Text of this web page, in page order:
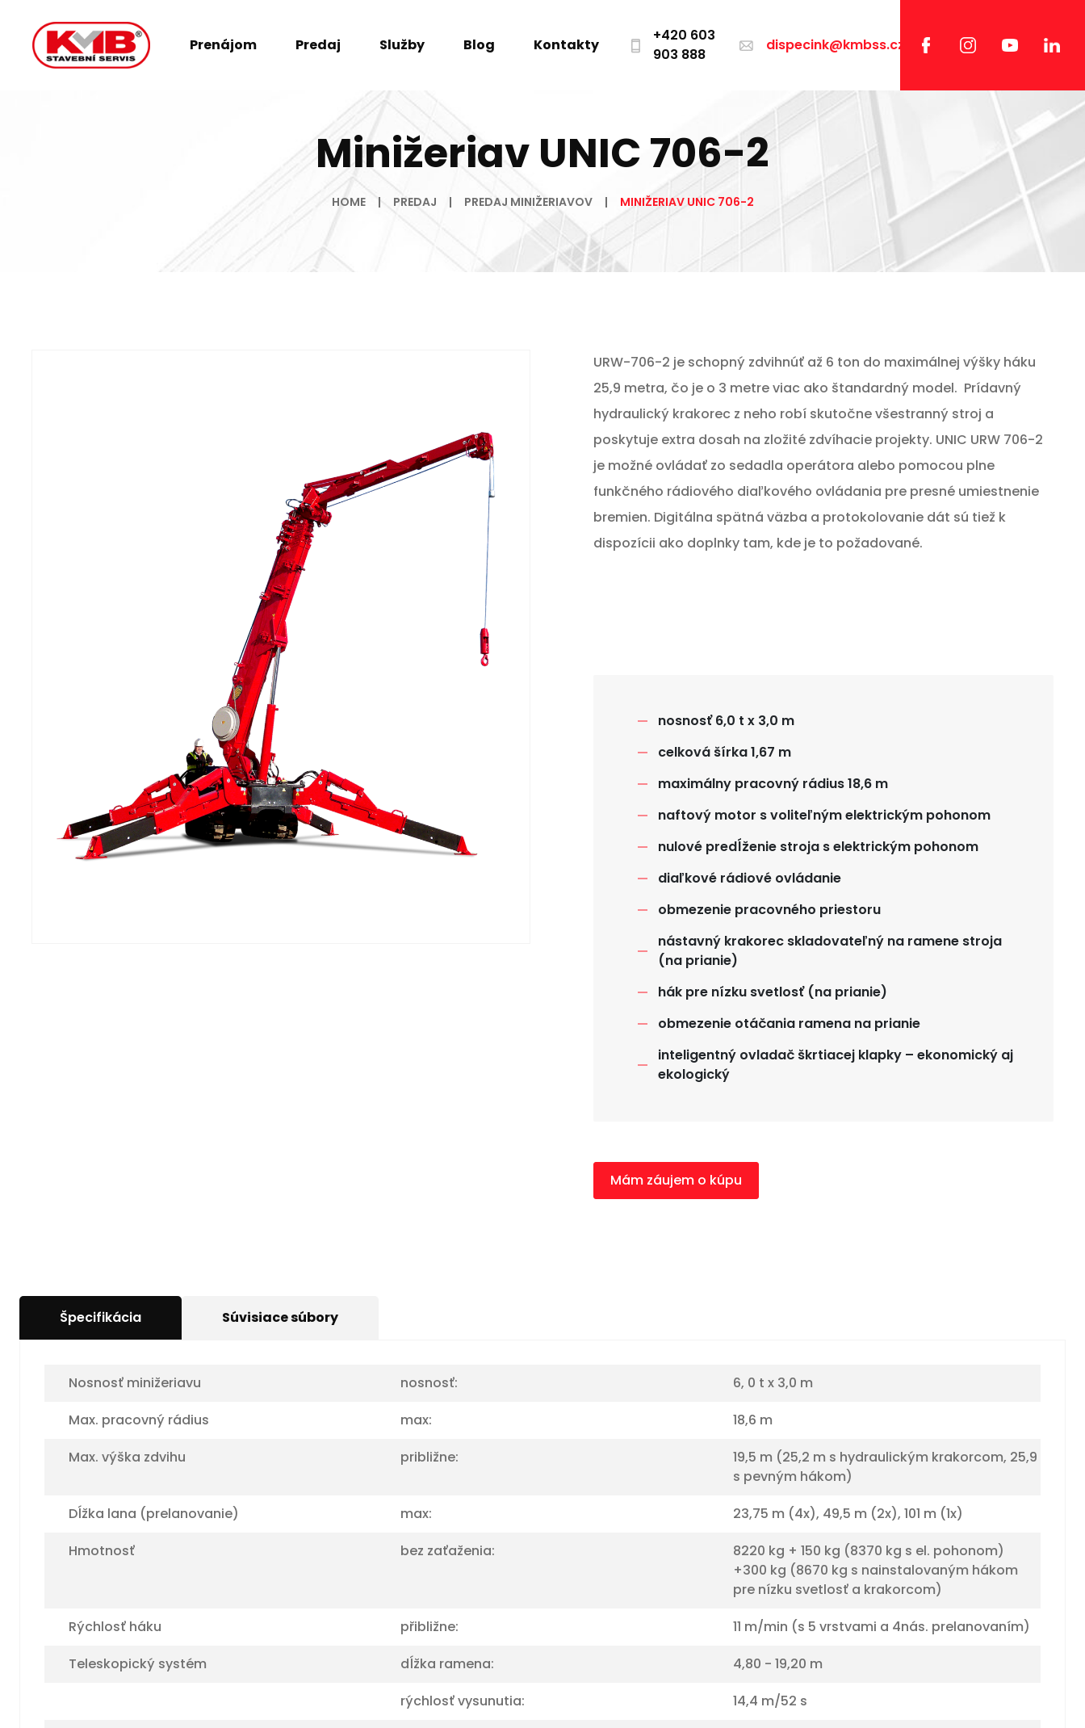
Prenájom Predaj Služby Blog Kontakty
+420 603
903 888
dispecink@kmbss.cz
Minižeriav UNIC 706-2
HOME PREDAJ PREDAJ MINIŽERIAVOV MINIŽERIAV UNIC 706-2
URW-706-2 je schopný zdvihnúť až 6 ton do maximálnej výšky háku
25,9 metra, čo je o 3 metre viac ako štandardný model. Prídavný
hydraulický krakorec z neho robí skutočne všestranný stroj a
poskytuje extra dosah na zložité zdvíhacie projekty. UNIC URW 706-2
je možné ovládať zo sedadla operátora alebo pomocou plne
funkčného rádiového diaľkového ovládania pre presné umiestnenie
bremien. Digitálna spätná väzba a protokolovanie dát sú tiež k
dispozícii ako doplnky tam, kde je to požadované.
nosnosť 6,0 t x 3,0 m
celková šírka 1,67 m
maximálny pracovný rádius 18,6 m
naftový motor s voliteľným elektrickým pohonom
nulové predĺženie stroja s elektrickým pohonom
diaľkové rádiové ovládanie
obmezenie pracovného priestoru
nástavný krakorec skladovateľný na ramene stroja
(na prianie)
hák pre nízku svetlosť (na prianie)
obmezenie otáčania ramena na prianie
inteligentný ovladač škrtiacej klapky – ekonomický aj
ekologický
Mám záujem o kúpu
Špecifikácia Súvisiace súbory
Nosnosť minižeriavu nosnosť:
6, 0 t x 3,0 m
Max. pracovný rádius
max:
18,6 m
Max. výška zdvihu
približne:
19,5 m (25,2 m s hydraulickým krakorcom, 25,9
s pevným hákom)
Dĺžka lana (prelanovanie)
max:
23,75 m (4x), 49,5 m (2x), 101 m (1x)
Hmotnosť
bez zaťaženia:
8220 kg + 150 kg (8370 kg s el. pohonom)
+300 kg (8670 kg s nainstalovaným hákom
pre nízku svetlosť a krakorcom)
Rýchlosť háku
přibližne:
11 m/min (s 5 vrstvami a 4nás. prelanovaním)
Teleskopický systém
dĺžka ramena:
4,80 - 19,20 m
rýchlosť vysunutia:
14,4 m/52 s